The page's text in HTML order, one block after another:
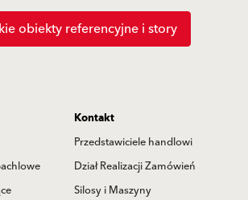
obiekty referencyjne i story
Kontakt
Przedstawiciele handlowi
Dział Realizacji Zamówień
Silosy i Maszyny